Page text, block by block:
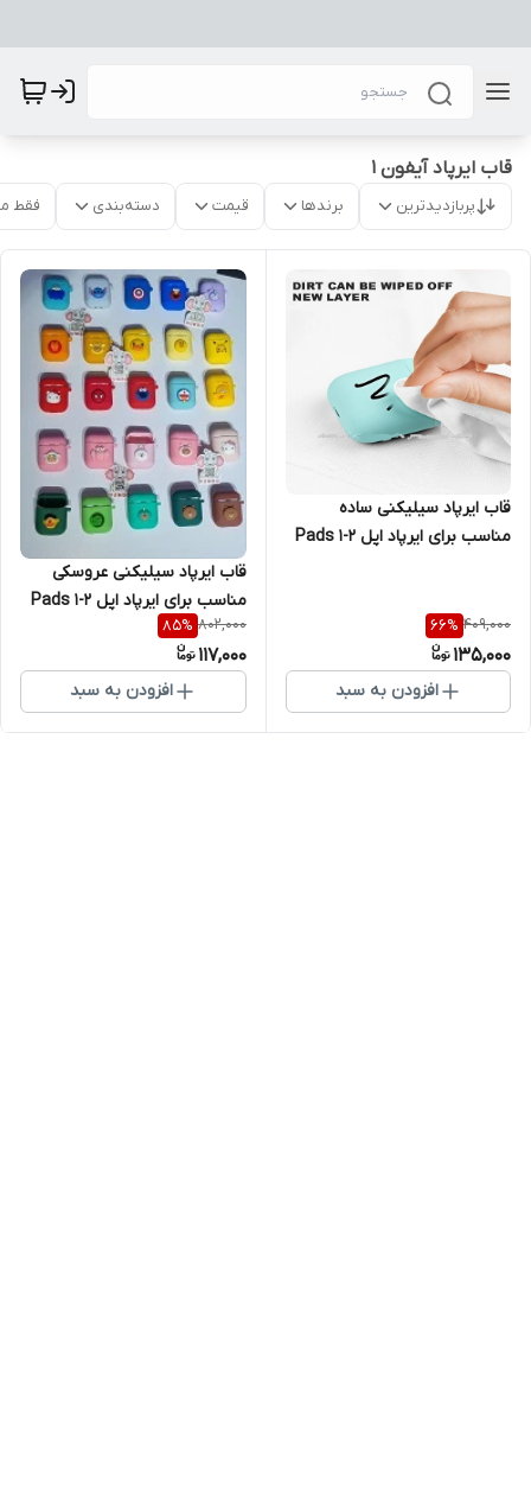
قاب ایرپاد آیفون 1
پربازدیدترین برندها قیمت دسته‌بندی فقط
قاب ایرپاد سیلیکنی ساده
مناسب برای ایرپاد اپل Pads 1-2
409,000
66%
135,000
افزودن به سبد
قاب ایرپاد سیلیکنی عروسکی
مناسب برای ایرپاد اپل Pads 1-2
802,000
85%
117,000
افزودن به سبد